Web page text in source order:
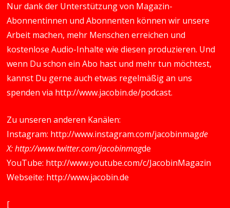
Nur dank der Unterstützung von Magazin-
Abonnentinnen und Abonnenten können wir unsere
Arbeit machen, mehr Menschen erreichen und
kostenlose Audio-Inhalte wie diesen produzieren. Und
wenn Du schon ein Abo hast und mehr tun möchtest,
kannst Du gerne auch etwas regelmäßig an uns
spenden via http://www.jacobin.de/podcast.
Zu unseren anderen Kanälen:
Instagram: http://www.instagram.com/jacobinmagde
X:http://www.twitter.com/jacobinmagde
YouTube: http://www.youtube.com/c/JacobinMagazin
Webseite: http://www.jacobin.de
[